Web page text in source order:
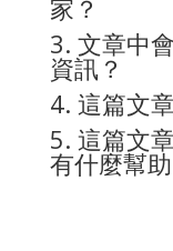
家？
3. 文章中
資訊？
4. 這篇文
5. 這篇文
有什麼幫